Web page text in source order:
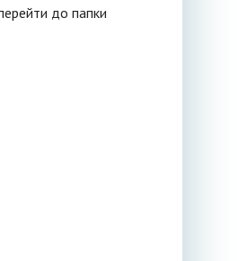
до папки